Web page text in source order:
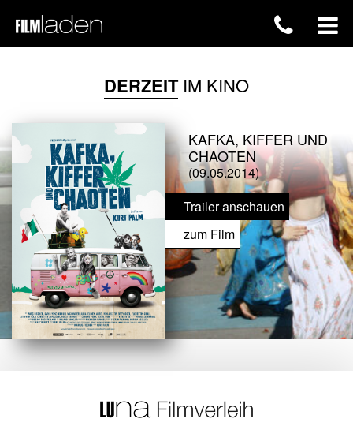
DERZEITIM KINO
KAFKA, KIFFER UND
CHAOTEN
(09.05.2014)
Trailer anschauen
zum Film